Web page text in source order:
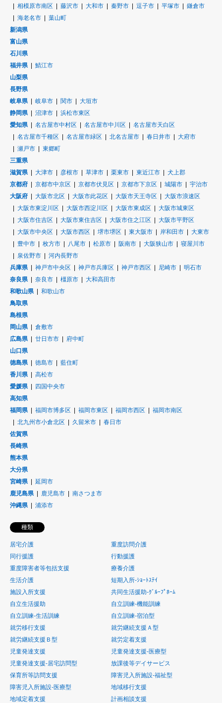
相模原市南区
藤沢市 大和市 秦野市 逗子市 平塚市
鎌倉市
海老名市
葉山町
新潟県
富山県
石川県
福井県
鯖江市
山梨県
長野県
岐阜県
岐阜市 関市
大垣市
静岡県
沼津市
浜松市東区
愛知県
名古屋市中村区 名古屋市中川区
名古屋市天白区
名古屋市千種区
名古屋市緑区 北名古屋市 春日井市
大府市
瀬戸市
東郷町
三重県
滋賀県
大津市 彦根市 草津市 栗東市 東近江市
犬上郡
京都府
京都市中京区 京都市伏見区 京都市下京区 城陽市
宇治市
大阪府
大阪市北区 大阪市此花区 大阪市天王寺区
大阪市浪速区
大阪市東淀川区
大阪市西淀川区 大阪市東成区
大阪市城東区
大阪市住吉区
大阪市東住吉区 大阪市住之江区
大阪市平野区
大阪市中央区
大阪市西区 堺市堺区 東大阪市 岸和田市
大東市
豊中市
枚方市 八尾市 松原市 阪南市 大阪狭山市
寝屋川市
泉佐野市
河内長野市
兵庫県
神戸市中央区 神戸市兵庫区 神戸市西区 尼崎市
明石市
奈良県
奈良市 橿原市
大和高田市
和歌山県
和歌山市
鳥取県
島根県
岡山県
倉敷市
広島県
廿日市市
府中町
山口県
徳島県
徳島市
藍住町
香川県
高松市
愛媛県
四国中央市
高知県
福岡県
福岡市博多区 福岡市東区 福岡市西区
福岡市南区
北九州市小倉北区
久留米市
春日市
佐賀県
長崎県
熊本県
大分県
宮崎県
延岡市
鹿児島県
鹿児島市
南さつま市
沖縄県
浦添市
種類
居宅介護
重度訪問介護
同行援護
行動援護
重度障害者等包括支援
療養介護
生活介護
短期入所-ｼｮｰﾄｽﾃｲ
施設入所支援
共同生活援助-ｸﾞﾙｰﾌﾟﾎｰﾑ
自立生活援助
自立訓練-機能訓練
自立訓練-生活訓練
自立訓練-宿泊型
就労移行支援
就労継続支援Ａ型
就労継続支援Ｂ型
就労定着支援
児童発達支援
児童発達支援-医療型
児童発達支援-居宅訪問型
放課後等デイサービス
保育所等訪問支援
障害児入所施設-福祉型
障害児入所施設-医療型
地域移行支援
地域定着支援
計画相談支援